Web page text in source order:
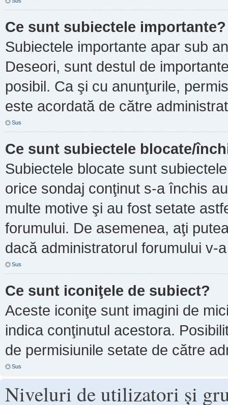
Ce sunt subiectele importante?
Subiectele importante apar sub
Deseori, sunt destul de
posibil. Ca şi cu anunţurile,
este acordată de către
Sus
Ce sunt subiectele blocate/
Subiectele blocate sunt
orice sondaj conţinut s-a închis
multe motive şi au fost setate
forumului. De asemenea, aţi
dacă administratorul forumului v-
Sus
Ce sunt iconiţele de subiect?
Aceste iconiţe sunt imagini de
indica conţinutul acestora.
de permisiunile setate de către
Sus
Niveluri de utilizatori şi